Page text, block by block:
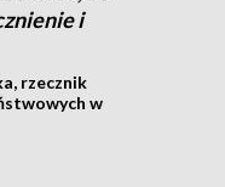
i
rzecznik
w